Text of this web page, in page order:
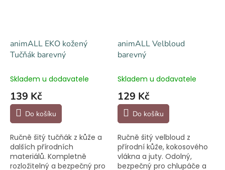
animALL EKO kožený
Tučňák barevný
Skladem u dodavatele
139 Kč
Do košíku
Ručně šitý tučňák z kůže a
dalších přírodních
materiálů. Kompletně
rozložitelný a bezpečný pro
animALL Velbloud
barevný
Skladem u dodavatele
129 Kč
Do košíku
Ručně šitý velbloud z
přírodní kůže, kokosového
vlákna a juty. Odolný,
bezpečný pro chlupáče a